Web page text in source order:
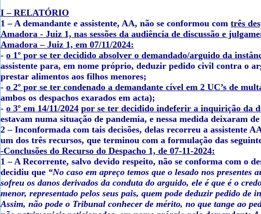
I – RELATÓRIO
1 – A demandante e assistente, AA, não se conformou com três
Amadora - Juiz 1, nas sessões da audiência de discussão e
Amadora – Juiz 1, em 07/11/2024:
- o 1º por se ter decidido absolver o demandado/arguido da
assistente para, em nome próprio, deduzir pedido civil contra o
prestar alimentos aos filhos menores;
- o 2º por se ter condenado a demandante cível em 2 UC’s de
ambos os despachos exarados em acta);
- o 3º em 14/11/2024 por se ter decidido indeferir a inquirição da
estavam numa situação de pandemia, e nessa medida deixaram
2 – Inconformada com tais decisões, delas recorreu a assistente
um dos três recursos, que terminou com a formulação das
-Conclusões do Recurso do Despacho 1, de 07-11-2024:
1 – A Recorrente, salvo devido respeito, não se conforma com o
decidiu que “No caso em apreço temos que o lesado nos presentes
sofreu os danos derivados da conduta do arguido, ele é que é o
menor, representado pelos seus pais, quem pode deduzir pedido
Assim, não pode o Tribunal conhecer de mérito, no que tange ao